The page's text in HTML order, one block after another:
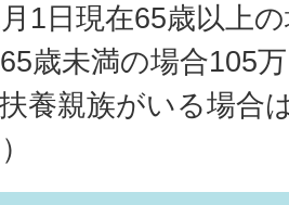
1日現在65歳以上
歳未満の場合105
養親族がいる場合